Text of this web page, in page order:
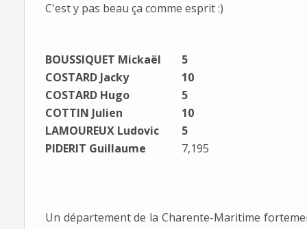
C'est y pas beau ça comme esprit :)
BOUSSIQUET Mickaël
5
COSTARD Jacky
10
COSTARD Hugo
5
COTTIN Julien
10
LAMOUREUX Ludovic
5
PIDERIT Guillaume
7,195
Un département de la Charente-Maritime